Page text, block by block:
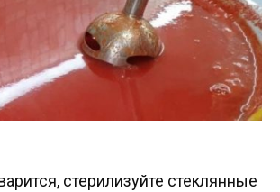
стерилизуйте стеклянные